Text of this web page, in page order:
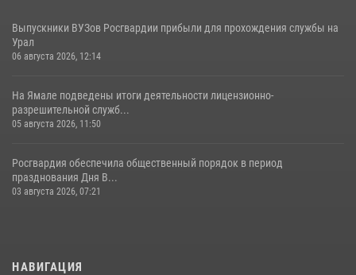
Выпускники ВУЗов Росгвардии прибыли для прохождения службы на
Урал
06 августа 2026, 12:14
На Ямале подведены итоги деятельности лицензионно-
разрешительной служб...
05 августа 2026, 11:50
Росгвардия обеспечила общественный порядок в период
празднования Дня В...
03 августа 2026, 07:21
НАВИГАЦИЯ